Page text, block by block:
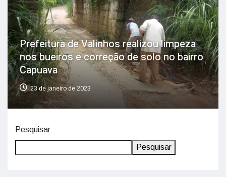
Prefeitura de Valinhos realizou limpeza
nos bueiros e correção de solo no bairro
Capuava
23 de janeiro de 2023
Pesquisar
Pesquisar